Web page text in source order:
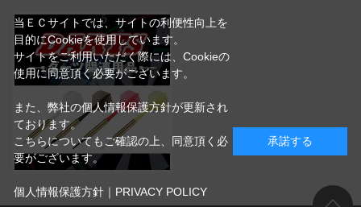
当ＥＣサイトでは、サイトの利便性向上を
目的にCookieを使用しています。
サイトをご利用いただく際には、Cookieの
使用に同意頂く必要がございます。
また、弊社の個人情報保護方針が更新され
ております。
こちらについてもご確認の上、同意頂く必
要がございます。
個人情報保護方針｜PRIVACY POLICY
承諾する